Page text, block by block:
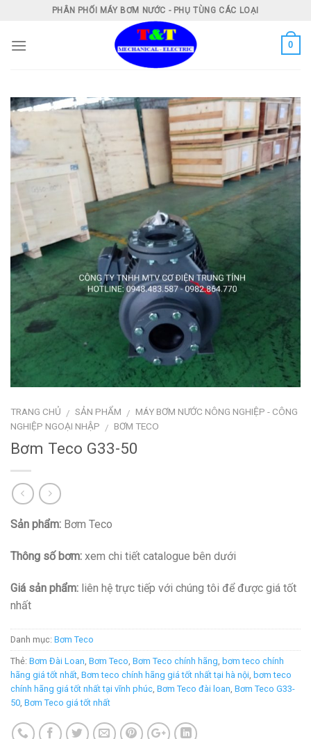
content
PHÂN PHỐI MÁY BƠM NƯỚC - PHỤ TÙNG CÁC LOẠI
0
TRANG CHỦ / SẢN PHẨM / MÁY BƠM NƯỚC NÔNG NGHIỆP - CÔNG
NGHIỆP NGOẠI NHẬP / BƠM TECO
Bơm Teco G33-50
Sản phẩm: Bơm Teco
Thông số bơm: xem chi tiết catalogue bên dưới
Giá sản phẩm: liên hệ trực tiếp với chúng tôi để được giá tốt
nhất
Danh mục: Bơm Teco
Thẻ: Bơm Đài Loan Bơm Teco Bơm Teco chính hãng bơm teco chính
hãng giá tốt nhất Bơm teco chính hãng giá tốt nhất tại hà nội bơm teco
chính hãng giá tốt nhất tại vĩnh phúc Bơm Teco đài loan Bơm Teco G33-
50 Bơm Teco giá tốt nhất